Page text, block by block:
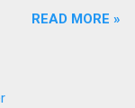
トも不要なのが
角」にする（※重
るサービスで
おくだけで、荷
法 を詳しく解説し
曜・日曜・祝
READ MORE »